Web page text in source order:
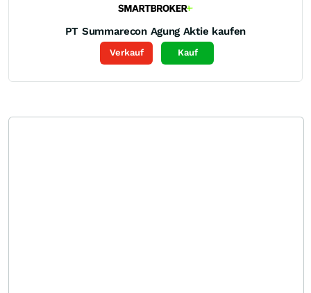
PT Summarecon Agung Aktie kaufen
Verkauf Kauf